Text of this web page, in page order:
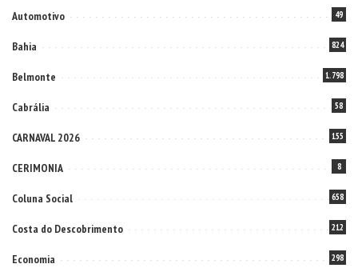
Automotivo 49
Bahia 824
Belmonte 1.798
Cabrália 58
CARNAVAL 2026 155
CERIMONIA 8
Coluna Social 658
Costa do Descobrimento 212
Economia 298